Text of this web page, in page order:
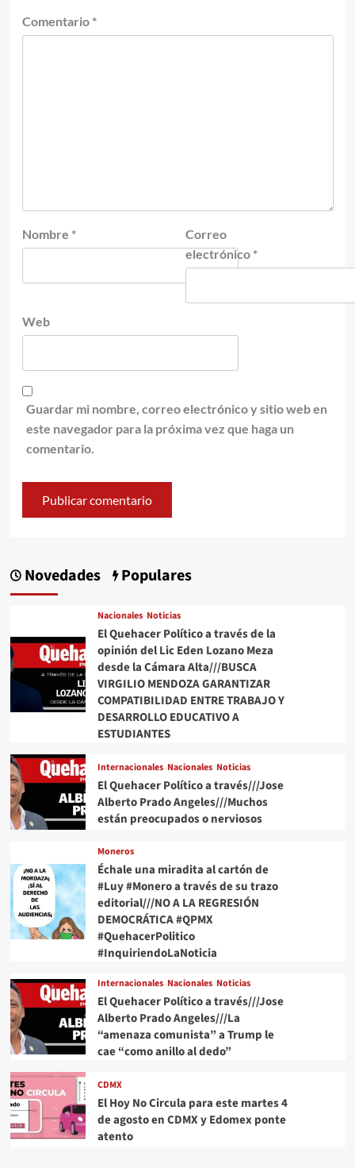
Comentario *
Nombre *
Correo
electrónico *
Web
Guardar mi nombre, correo electrónico y sitio web en
este navegador para la próxima vez que haga un
comentario.
Novedades Populares
Nacionales Noticias
El Quehacer Político a través de la
opinión del Lic Eden Lozano Meza
desde la Cámara Alta///BUSCA
VIRGILIO MENDOZA GARANTIZAR
COMPATIBILIDAD ENTRE TRABAJO Y
DESARROLLO EDUCATIVO A
ESTUDIANTES
Internacionales Nacionales Noticias
El Quehacer Político a través///Jose
Alberto Prado Angeles///Muchos
están preocupados o nerviosos
Moneros
Échale una miradita al cartón de
#Luy #Monero a través de su trazo
editorial///NO A LA REGRESIÓN
DEMOCRÁTICA #QPMX
#QuehacerPolitico
#InquiriendoLaNoticia
Internacionales Nacionales Noticias
El Quehacer Político a través///Jose
Alberto Prado Angeles///La
“amenaza comunista” a Trump le
cae “como anillo al dedo”
CDMX
El Hoy No Circula para este martes 4
de agosto en CDMX y Edomex ponte
atento